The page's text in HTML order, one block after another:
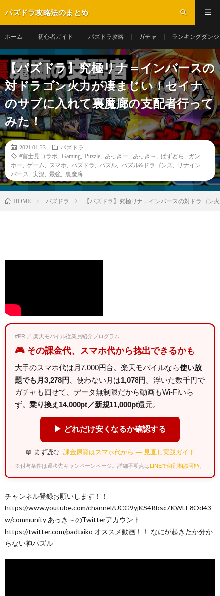
パズドラ攻略法のまとめ
ホーム 初心者ガイド パズドラ攻略 ガチャ ランキングダン
【パズドラ】究極リナ＝インバースの
対ドラゴン火力が凄まじい！セイナ
のサブに入れて裏魔廊の支配者行って
みた！
2021.01.23
パズドラ
#富士見コラボ
Gaming Puzzle あっきー あっき～ ぱずどら
ガン
ホー
ゲーム スマホ パズドラ パズル パズル&ドラゴンズ
リナイン
バース
実況 最強 裏魔廊
HOME パズドラ 【パズドラ】究極リナ＝インバースの対ドラゴン
#PR ／ 楽天モバイル従業員紹介プログラム
🎮 その課金代、スマホ代から捻出できるかも
大手のスマホ代は月7,000円台。楽天モバイルなら使い放
題でも月3,278円
、使わない月は1,078円 。浮いた数千円で
ガチャも回せて、データ無制限だから動画もWi-Fiいら
ず。 乗り換え14,000pt／新規11,000pt還元。
▶ どれだけ安くなるか確認する
📖 まず読む: 課金原資はスマホ代から — 見直し実践ガイド
※付与条件は遷移先キャンペーンページ。詳細不明点はLINEで個別相談可能
チャンネル登録お願いします！！
https://www.youtube.com/channel/UCG9yjKS4Rbsc7KWLE8Od43
w/community あっき～のTwitterアカウント
https://twitter.com/padtaiko オススメ動画！！ なにが起きたか分か
らない神パズル